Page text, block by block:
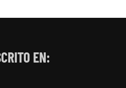
EN: